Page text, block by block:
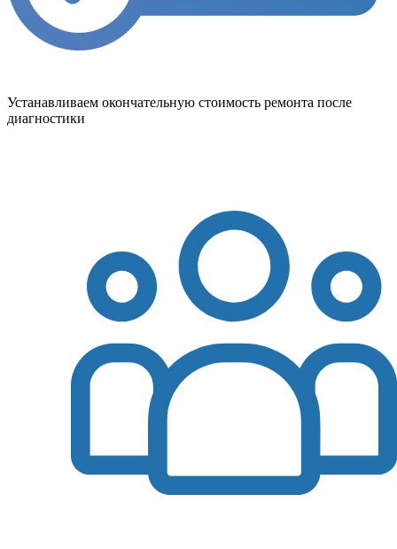
Устанавливаем окончательную стоимость ремонта после
диагностики